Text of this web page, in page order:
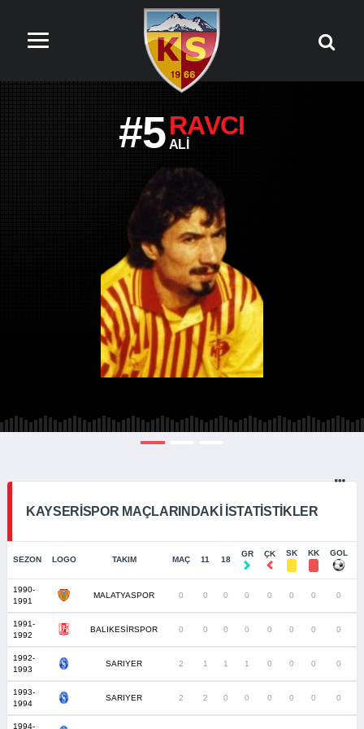
#5RAVCI
ALI
KAYSERISPOR MAÇLARINDAKI İSTATISTIKLER
SEZON LOGO TAKIM MAÇ 11 18
GR ÇK SK KK GOL
1990-
1991
MALATYASPOR 0 0 0 0 0 0 0 0
1991-
1992
BALIKESİRSPOR 0 0 0 0 0 0 0 0
1992-
1993
SARIYER 2 1 1 1 0 0 0 0
1993-
1994
SARIYER 2 2 0 0 0 0 0 0
1994-